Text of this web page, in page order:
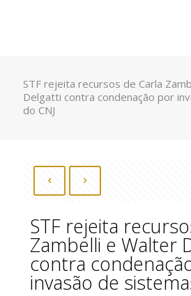
STF rejeita recursos de Carla
Delgatti contra condenação por
do CNJ
STF rejeita
Zambelli e Walter
contra
invasão de